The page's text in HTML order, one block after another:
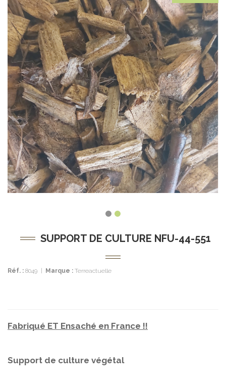
SUPPORT DE CULTURE NFU-44-551
Réf. : 8049 Marque : Terreactuelle
Fabriqué ET Ensaché en France !!
Support de culture végétal